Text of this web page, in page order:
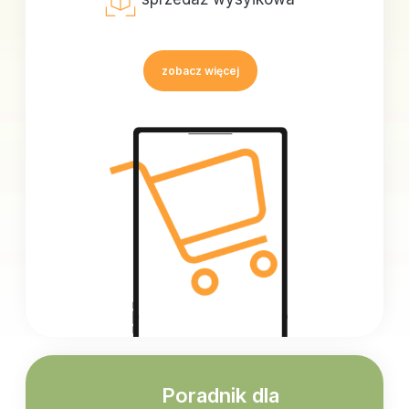
zobacz więcej
Poradnik dla